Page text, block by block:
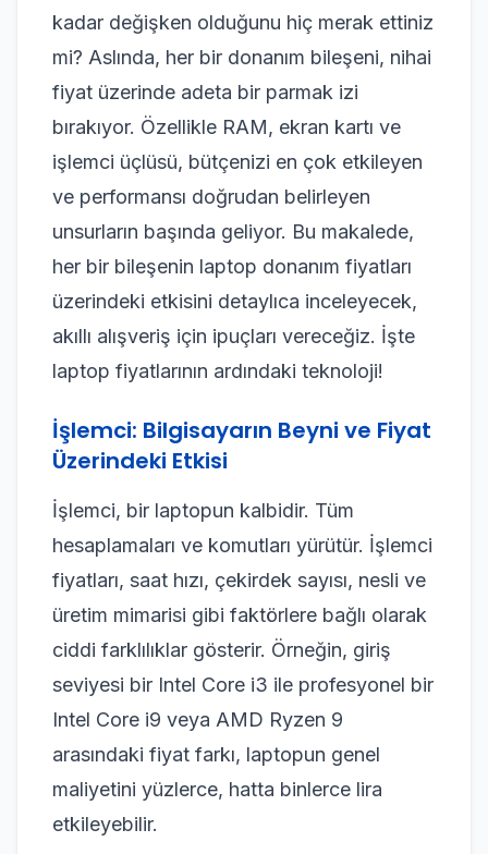
kadar değişken olduğunu hiç merak ettiniz
mi? Aslında, her bir donanım bileşeni, nihai
fiyat üzerinde adeta bir parmak izi
bırakıyor. Özellikle RAM, ekran kartı ve
işlemci üçlüsü, bütçenizi en çok etkileyen
ve performansı doğrudan belirleyen
unsurların başında geliyor. Bu makalede,
her bir bileşenin laptop donanım fiyatları
üzerindeki etkisini detaylıca inceleyecek,
akıllı alışveriş için ipuçları vereceğiz. İşte
laptop fiyatlarının ardındaki teknoloji!
İşlemci: Bilgisayarın Beyni ve Fiyat
Üzerindeki Etkisi
İşlemci, bir laptopun kalbidir. Tüm
hesaplamaları ve komutları yürütür. İşlemci
fiyatları, saat hızı, çekirdek sayısı, nesli ve
üretim mimarisi gibi faktörlere bağlı olarak
ciddi farklılıklar gösterir. Örneğin, giriş
seviyesi bir Intel Core i3 ile profesyonel bir
Intel Core i9 veya AMD Ryzen 9
arasındaki fiyat farkı, laptopun genel
maliyetini yüzlerce, hatta binlerce lira
etkileyebilir.